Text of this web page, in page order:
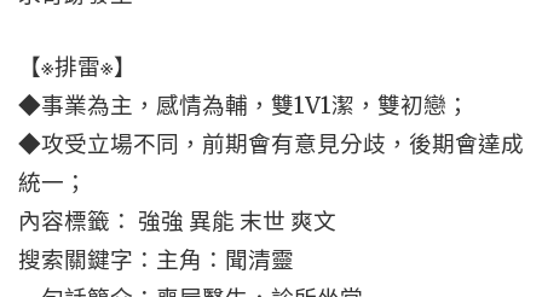
【※排雷※】
◆事業為主，感情為輔，雙1V1潔，雙初戀；
◆攻受立場不同，前期會有意見分歧，後期會達成
統一；
內容標籤： 強強 異能 末世 爽文
搜索關鍵字：主角：聞清靈